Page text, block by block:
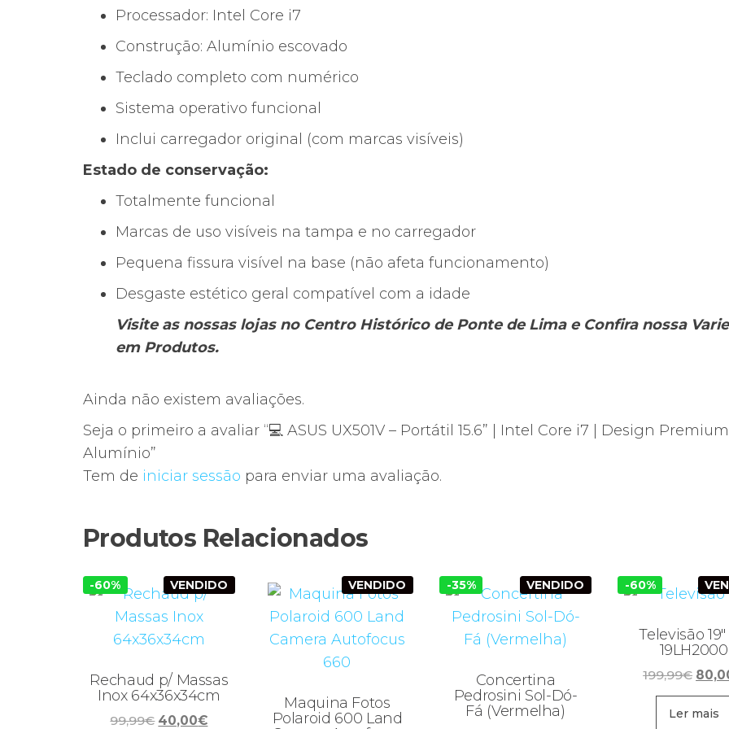
Processador: Intel Core i7
Construção: Alumínio escovado
Teclado completo com numérico
Sistema operativo funcional
Inclui carregador original (com marcas visíveis)
Estado de conservação:
Totalmente funcional
Marcas de uso visíveis na tampa e no carregador
Pequena fissura visível na base (não afeta funcionamento)
Desgaste estético geral compatível com a idade
Visite as nossas lojas no Centro Histórico de Ponte de Lima e Confira nossa
em Produtos.
Ainda não existem avaliações.
Seja o primeiro a avaliar “💻 ASUS UX501V – Portátil 15.6” | Intel Core i7 | Design Premium
Alumínio”
Tem de iniciar sessão para enviar uma avaliação.
Produtos Relacionados
-60% VENDIDO
Rechaud p/ Massas
Inox 64x36x34cm
99,99€ O
40,00€O
VENDIDO
Maquina Fotos
Polaroid 600 Land
-35% VENDIDO
Concertina
Pedrosini Sol-Dó-
Fá (Vermelha)
-60%
Televisão 19″
19LH2000
199,99€ O
Ler mais